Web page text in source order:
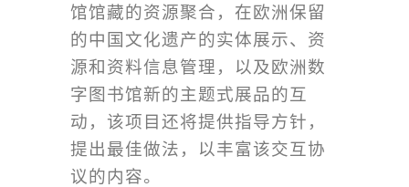
馆馆藏的资源聚合，在欧洲保留
的中国文化遗产的实体展示、资
源和资料信息管理，以及欧洲数
字图书馆新的主题式展品的互
动，该项目还将提供指导方针，
提出最佳做法，以丰富该交互协
议的内容。